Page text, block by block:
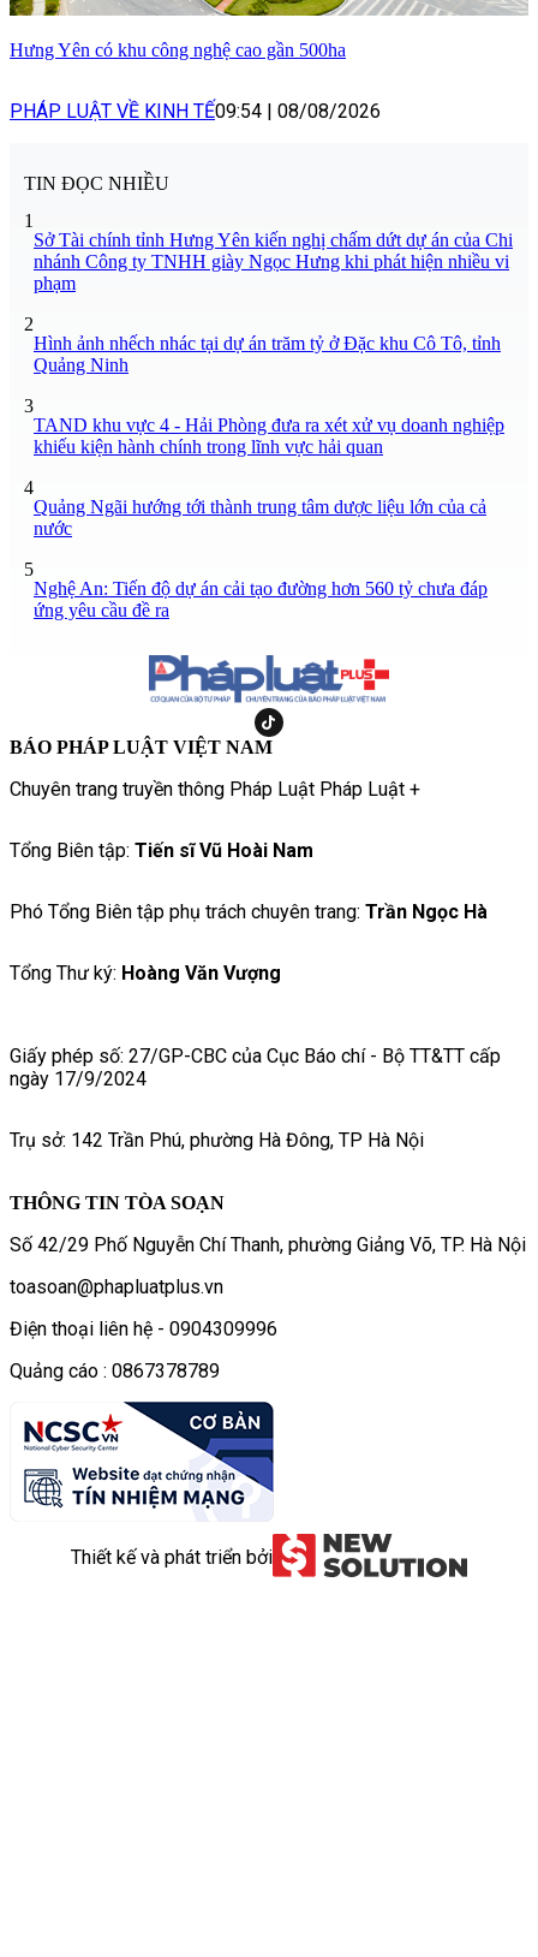
Hưng Yên có khu công nghệ cao gần 500ha
PHÁP LUẬT VỀ KINH TẾ09:54 | 08/08/2026
TIN ĐỌC NHIỀU
1
Sở Tài chính tỉnh Hưng Yên kiến nghị chấm dứt dự án của Chi
nhánh Công ty TNHH giày Ngọc Hưng khi phát hiện nhiều vi
phạm
2
Hình ảnh nhếch nhác tại dự án trăm tỷ ở Đặc khu Cô Tô, tỉnh
Quảng Ninh
3
TAND khu vực 4 - Hải Phòng đưa ra xét xử vụ doanh nghiệp
khiếu kiện hành chính trong lĩnh vực hải quan
4
Quảng Ngãi hướng tới thành trung tâm dược liệu lớn của cả
nước
5
Nghệ An: Tiến độ dự án cải tạo đường hơn 560 tỷ chưa đáp
ứng yêu cầu đề ra
BÁO PHÁP LUẬT VIỆT NAM
Chuyên trang truyền thông Pháp Luật Pháp Luật +
Tổng Biên tập: Tiến sĩ Vũ Hoài Nam
Phó Tổng Biên tập phụ trách chuyên trang: Trần Ngọc Hà
Tổng Thư ký: Hoàng Văn Vượng
Giấy phép số: 27/GP-CBC của Cục Báo chí - Bộ TT&TT cấp
ngày 17/9/2024
Trụ sở: 142 Trần Phú, phường Hà Đông, TP Hà Nội
THÔNG TIN TÒA SOẠN
Số 42/29 Phố Nguyễn Chí Thanh, phường Giảng Võ, TP. Hà Nội
toasoan@phapluatplus.vn
Điện thoại liên hệ - 0904309996
Quảng cáo : 0867378789
Thiết kế và phát triển bởi